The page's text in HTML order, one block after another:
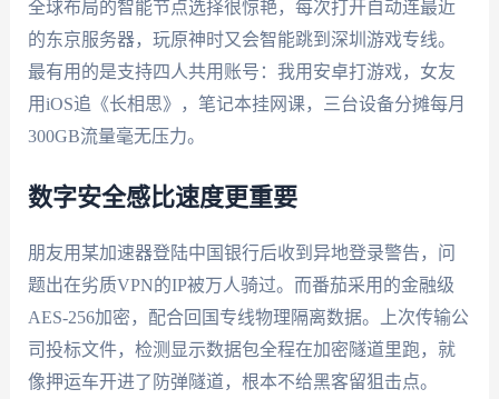
全球布局的智能节点选择很惊艳，每次打开自动连最近
的东京服务器，玩原神时又会智能跳到深圳游戏专线。
最有用的是支持四人共用账号：我用安卓打游戏，女友
用iOS追《长相思》，笔记本挂网课，三台设备分摊每月
300GB流量毫无压力。
数字安全感比速度更重要
朋友用某加速器登陆中国银行后收到异地登录警告，问
题出在劣质VPN的IP被万人骑过。而番茄采用的金融级
AES-256加密，配合回国专线物理隔离数据。上次传输公
司投标文件，检测显示数据包全程在加密隧道里跑，就
像押运车开进了防弹隧道，根本不给黑客留狙击点。